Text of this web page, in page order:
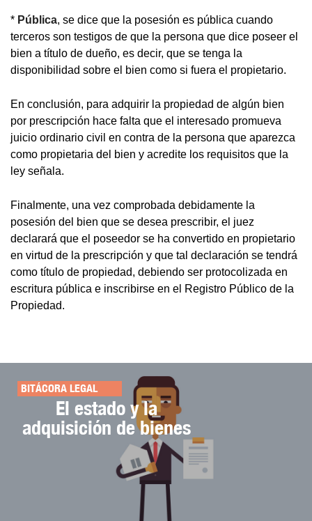
* Pública, se dice que la posesión es pública cuando
terceros son testigos de que la persona que dice poseer el
bien a título de dueño, es decir, que se tenga la
disponibilidad sobre el bien como si fuera el propietario.
En conclusión, para adquirir la propiedad de algún bien
por prescripción hace falta que el interesado promueva
juicio ordinario civil en contra de la persona que aparezca
como propietaria del bien y acredite los requisitos que la
ley señala.
Finalmente, una vez comprobada debidamente la
posesión del bien que se desea prescribir, el juez
declarará que el poseedor se ha convertido en propietario
en virtud de la prescripción y que tal declaración se tendrá
como título de propiedad, debiendo ser protocolizada en
escritura pública e inscribirse en el Registro Público de la
Propiedad.
BITÁCORA LEGAL
El estado y la
adquisición de bienes